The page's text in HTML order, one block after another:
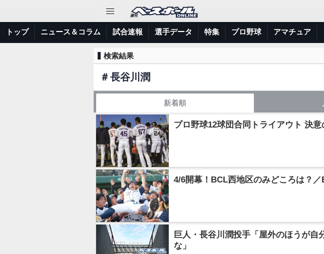
トップ ニュース＆コラム 試合速報 選手データ 特集 プロ野球 アマチュア
検索結果
＃長谷川潤
新着順
プロ野球12球団合同トライアウト 決
4/6開幕！BCL西地区のみどころは？／
巨人・長谷川潤投手「屋外のほうが自
な」